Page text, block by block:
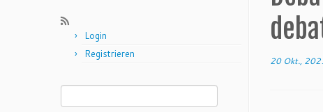
Login
Registrieren
20 Okt.,